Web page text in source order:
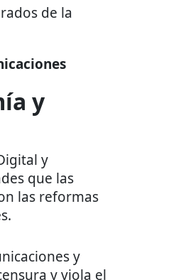
de la
y
y
que las
las reformas
y
y viola el